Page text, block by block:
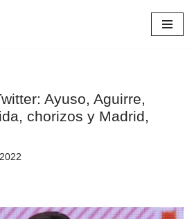
Ayuso, Aguirre,
chorizos y Madrid,